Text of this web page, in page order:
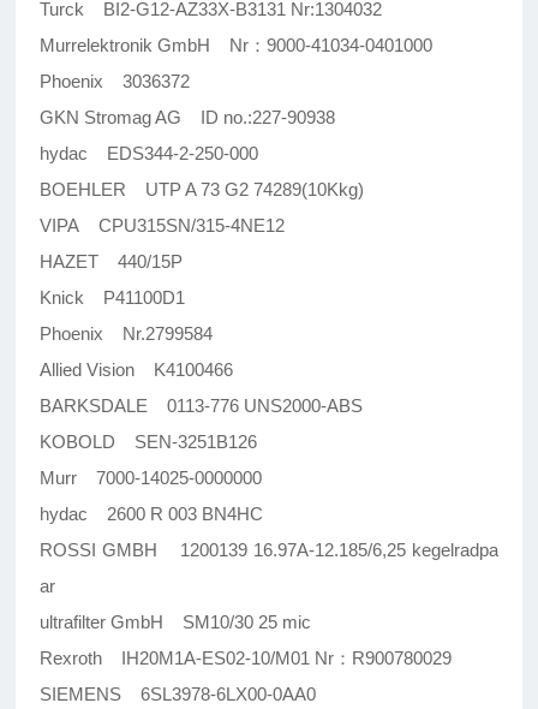
Turck BI2-G12-AZ33X-B3131 Nr:1304032
Murrelektronik GmbH Nr：9000-41034-0401000
Phoenix 3036372
GKN Stromag AG ID no.:227-90938
hydac EDS344-2-250-000
BOEHLER UTP A 73 G2 74289(10Kkg)
VIPA CPU315SN/315-4NE12
HAZET 440/15P
Knick P41100D1
Phoenix Nr.2799584
Allied Vision K4100466
BARKSDALE 0113-776 UNS2000-ABS
KOBOLD SEN-3251B126
Murr 7000-14025-0000000
hydac 2600 R 003 BN4HC
ROSSI GMBH 1200139 16.97A-12.185/6,25 kegelradpa
ar
ultrafilter GmbH SM10/30 25 mic
Rexroth IH20M1A-ES02-10/M01 Nr：R900780029
SIEMENS 6SL3978-6LX00-0AA0